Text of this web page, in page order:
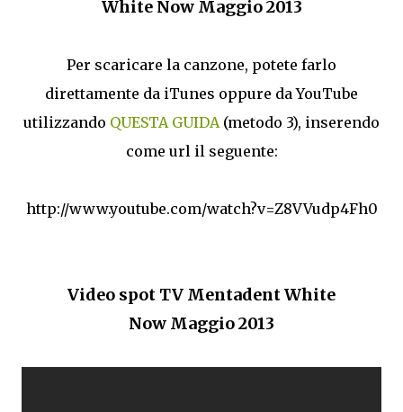
White Now Maggio 2013
Per scaricare la canzone, potete farlo
direttamente da iTunes oppure da YouTube
utilizzando QUESTA GUIDA (metodo 3), inserendo
come url il seguente:
http://www.youtube.com/watch?v=Z8VVudp4Fh0
Video spot TV Mentadent White
Now Maggio 2013